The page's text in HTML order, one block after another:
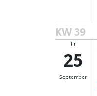
KW 39
Fr
25
September